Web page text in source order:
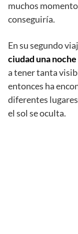
muchos
conseguiría.
En su segundo
ciudad una
a tener tanta
entonces ha
diferentes
el sol se oculta.